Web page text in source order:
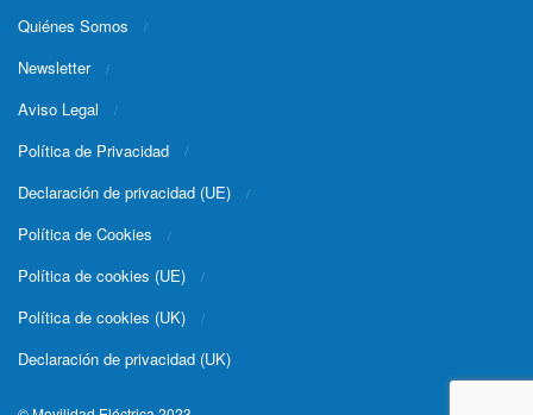
Quiénes Somos
Newsletter
Aviso Legal
Política de Privacidad
Declaración de privacidad (UE)
Política de Cookies
Política de cookies (UE)
Política de cookies (UK)
Declaración de privacidad (UK)